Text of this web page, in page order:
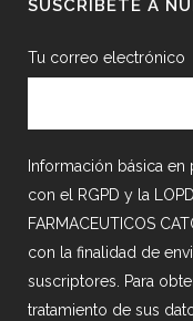
SUSCRÍBETE A
Tu correo electrónico
Información básica
con el RGPD y la
FARMACEUTICOS
con la finalidad de
suscriptores. Para
tratamiento de sus